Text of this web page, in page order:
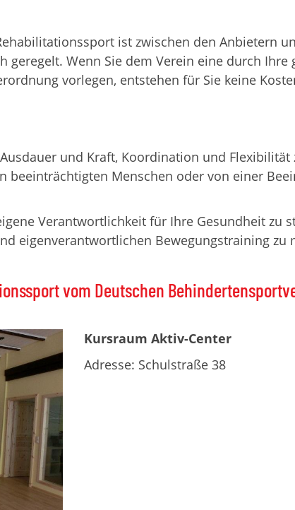
ist zwischen den Anbietern
geregelt. Wenn Sie dem Verein eine durch Ihre
vorlegen, entstehen für Sie keine
und Kraft, Koordination und Flexibilität
beeinträchtigten Menschen oder von einer
Verantwortlichkeit für Ihre Gesundheit zu
eigenverantwortlichen Bewegungstraining zu
vom Deutschen
Kursraum Aktiv-Center
Adresse: Schulstraße 38